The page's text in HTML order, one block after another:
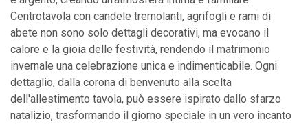
Centrotavola con candele tremolanti, agrifogli e rami di
abete non sono solo dettagli decorativi, ma evocano il
calore e la gioia delle festività, rendendo il matrimonio
invernale una celebrazione unica e indimenticabile. Ogni
dettaglio, dalla corona di benvenuto alla scelta
dell'allestimento tavola, può essere ispirato dallo sfarzo
natalizio, trasformando il giorno speciale in un vero incanto